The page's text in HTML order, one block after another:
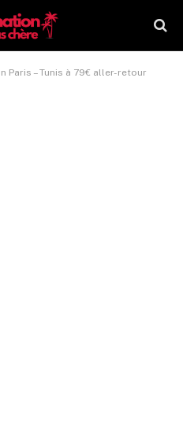
Paris – Tunis à 79€ aller-retour